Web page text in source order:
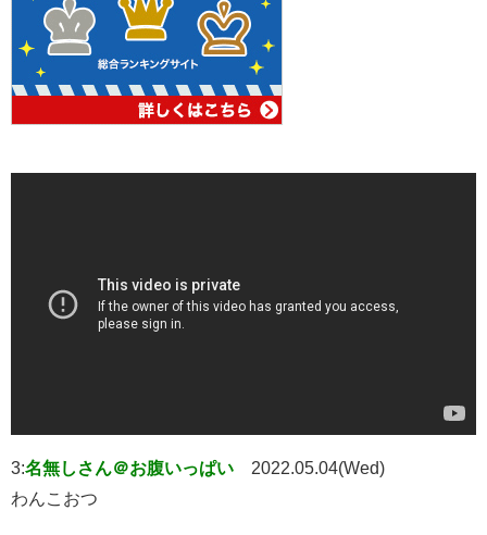
3:名無しさん＠お腹いっぱい
2022.05.04(Wed)
わんこおつ